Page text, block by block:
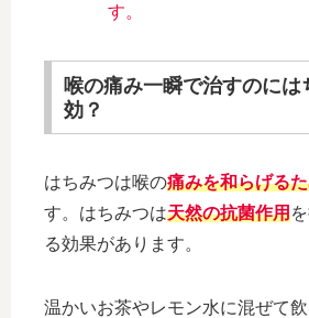
す。
喉の痛み一瞬で治すのには
効？
はちみつは喉の痛みを和らげる
す。はちみつは天然の抗菌作用
る効果があります。
温かいお茶やレモン水に混ぜて